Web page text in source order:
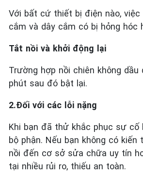
Với bất cứ thiết bị điện nào,
cắm và dây cắm có bị hỏng hóc
Tắt nồi và khởi động lại
Trường hợp nồi chiên không
phút sau đó bật lại.
2.Đối với các lỗi nặng
Khi bạn đã thử khắc phục sự cố
bộ phận. Nếu bạn không có
nồi đến cơ sở sửa chữa uy tín
tại nhiều rủi ro, thiếu an toàn.